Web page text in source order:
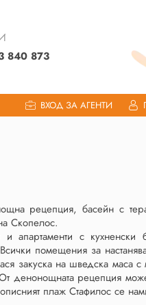
840 873
ВХОД ЗА АГЕНТИ
рецепция, басейн с
Скопелос.
апартаменти с кухненски
помещения за
закуска на шведска маса с
денонощната рецепция
плаж Стафилос се